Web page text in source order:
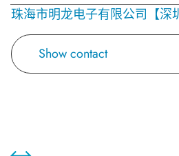
珠海市明龙电子有限公司【深
Show contact